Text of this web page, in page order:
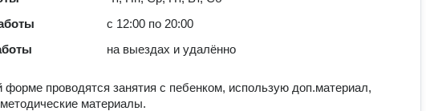
с 12:00 по 20:00
на выездах и удалённо
форме проводятся занятия с пебенком, использую доп.материал,
материалы.